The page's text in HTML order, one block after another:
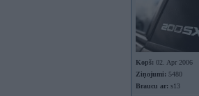
Kopš: 02. Apr 2006
Ziņojumi: 5480
Braucu ar: s13